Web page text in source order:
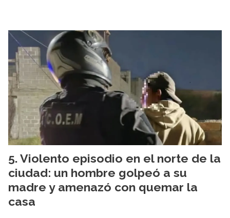
Violento episodio en el norte de la
ciudad: un hombre golpeó a su
madre y amenazó con quemar la
casa